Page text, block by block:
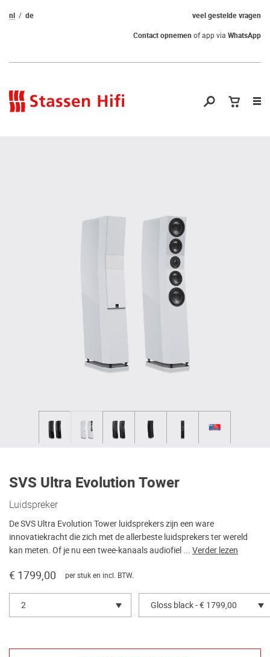
veel gestelde vragen
nl
de
Contact opnemenof app via WhatsApp
SVS Ultra Evolution Tower
Luidspreker
De SVS Ultra Evolution Tower luidsprekers zijn een ware
innovatiekracht die zich met de allerbeste luidsprekers ter wereld
kan meten. Of je nu een twee-kanaals audiofiel ... Verder lezen
€ 1799,00 per stuk en incl. BTW.
2 Gloss black - € 1799,00